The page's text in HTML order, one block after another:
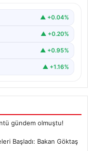
yatırılmaya devam
▲ +0.04%
▲ +0.20%
▲ +0.95%
▲ +1.16%
gündem olmuştu!
Başladı: Bakan Göktaş